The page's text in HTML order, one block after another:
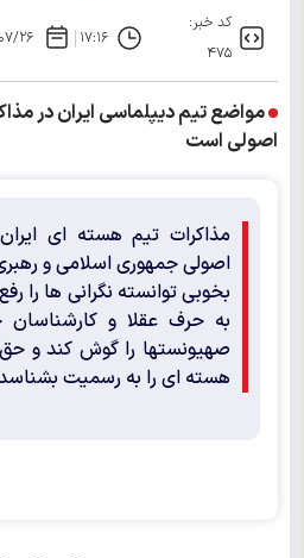
کد خبر:
۴۷۵
۱۷:۱۶
مواضع تیم دیپلماسی ایران در
اصولی است
مذاکرات تیم هسته ای
اصولی جمهوری اسلامی و
بخوبی توانسته نگرانی ها را
به حرف عقلا و کارشناسان
صهیونستها را گوش کند و حق
هسته ای را به رسمیت